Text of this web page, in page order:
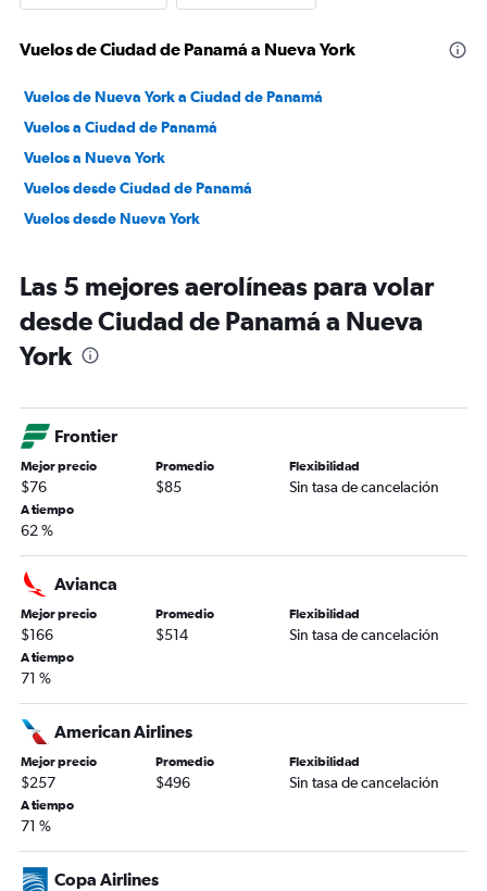
Vuelos de Ciudad de Panamá a Nueva York
Vuelos de Nueva York a Ciudad de Panamá
Vuelos a Ciudad de Panamá
Vuelos a Nueva York
Vuelos desde Ciudad de Panamá
Vuelos desde Nueva York
Las 5 mejores aerolíneas para volar
desde Ciudad de Panamá a Nueva
York
Frontier
Mejor precio
$76
Promedio
$85
Flexibilidad
Sin tasa de cancelación
A tiempo
62 %
Avianca
Mejor precio
$166
Promedio
$514
Flexibilidad
Sin tasa de cancelación
A tiempo
71 %
American Airlines
Mejor precio
$257
Promedio
$496
Flexibilidad
Sin tasa de cancelación
A tiempo
71 %
Copa Airlines